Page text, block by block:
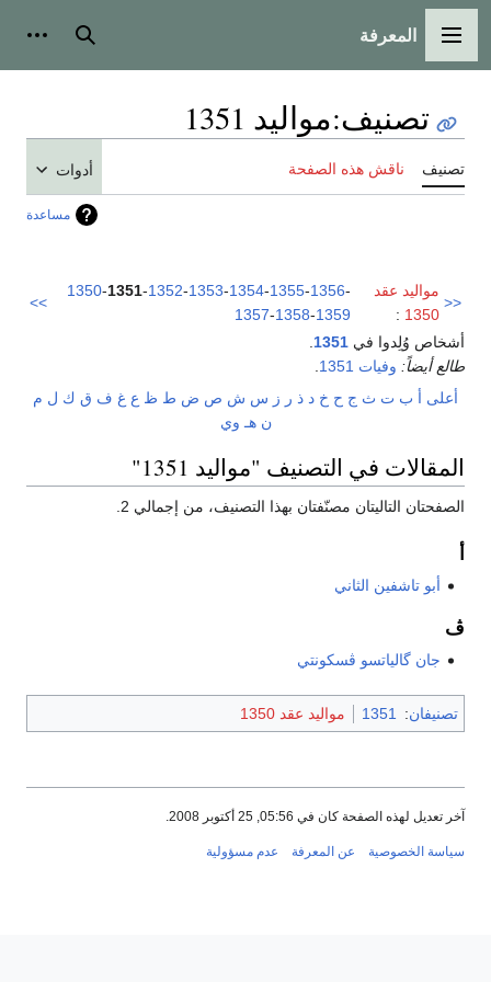
القائمة الرئيسية
المعرفة بحث
تصنيف:مواليد 1351
تصنيف ناقش هذه الصفحة أدوات
مساعدة
<<
مواليد عقد
1350
:
1350-1351-1352-1353-1354-1355-1356-
1357-1358-1359
>>
أشخاص وُلِدوا في 1351
طالع أيضاً: وفيات 1351
أعلى أ ب ت ث ج ح خ د ذ ر ز س ش ص ض ط ظ ع غ ف ق ك ل م
ن هـ وي
المقالات في التصنيف "مواليد 1351"
الصفحتان التاليتان مصنّفتان بهذا التصنيف، من إجمالي 2.
أبو تاشفين الثاني
ڤ
جان گالياتسو ڤسكونتي
تصنيفان:
1351 مواليد عقد 1350
آخر تعديل لهذه الصفحة كان في 05:56, 25 أكتوبر 2008.
سياسة الخصوصية عن المعرفة عدم مسؤولية